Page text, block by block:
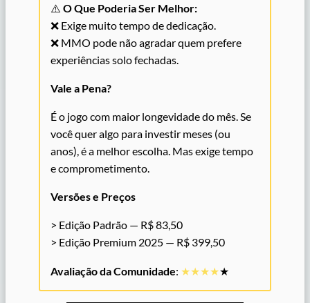
⚠️ O Que Poderia Ser Melhor:
❌ Exige muito tempo de dedicação.
❌ MMO pode não agradar quem prefere
experiências solo fechadas.
Vale a Pena?
É o jogo com maior longevidade do mês. Se
você quer algo para investir meses (ou
anos), é a melhor escolha. Mas exige tempo
e comprometimento.
Versões e Preços
> Edição Padrão — R$ 83,50
> Edição Premium 2025 — R$ 399,50
Avaliação da Comunidade: ★★★★★